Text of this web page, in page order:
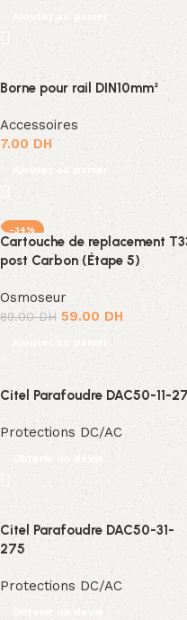
Ajouter au panier
Borne pour rail DIN10mm²
Accessoires
7.00 DH
Ajouter au panier
-34%
Cartouche de replacement
post Carbon (Étape 5)
Osmoseur
89.00DH 59.00 DH
Ajouter au panier
Citel Parafoudre DAC50-11-
Protections DC/AC
Obtenir un devis
Citel Parafoudre DAC50-31-
275
Protections DC/AC
Obtenir un devis